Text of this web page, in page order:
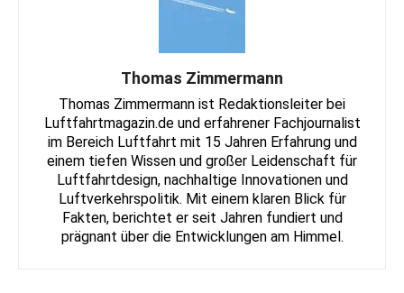
Thomas Zimmermann
Thomas Zimmermann ist Redaktionsleiter bei
Luftfahrtmagazin.de und erfahrener Fachjournalist
im Bereich Luftfahrt mit 15 Jahren Erfahrung und
einem tiefen Wissen und großer Leidenschaft für
Luftfahrtdesign, nachhaltige Innovationen und
Luftverkehrspolitik. Mit einem klaren Blick für
Fakten, berichtet er seit Jahren fundiert und
prägnant über die Entwicklungen am Himmel.